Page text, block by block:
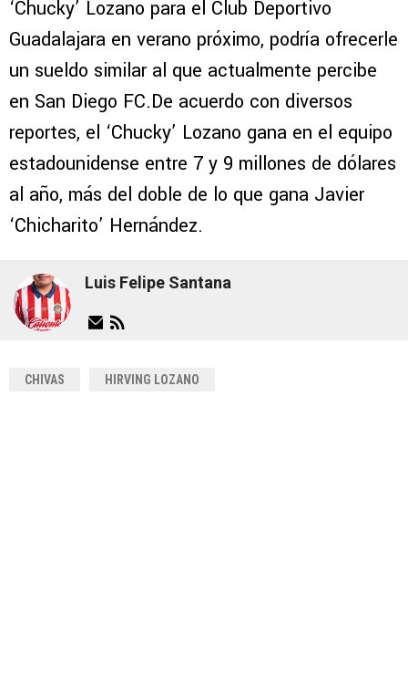
‘Chucky’ Lozano para el Club Deportivo
Guadalajara en verano próximo, podría ofrecerle
un sueldo similar al que actualmente percibe
en San Diego FC.De acuerdo con diversos
reportes, el ‘Chucky’ Lozano gana en el equipo
estadounidense entre 7 y 9 millones de dólares
al año, más del doble de lo que gana Javier
‘Chicharito’ Hernández.
Luis Felipe Santana
CHIVAS HIRVING LOZANO